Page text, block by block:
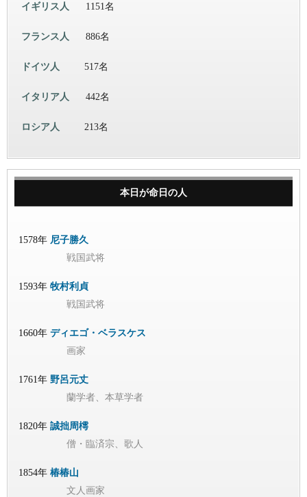
イギリス人 1151名
フランス人 886名
ドイツ人 517名
イタリア人 442名
ロシア人 213名
本日が命日の人
1578年 尼子勝久
戦国武将
1593年 牧村利貞
戦国武将
1660年 ディエゴ・ベラスケス
画家
1761年 野呂元丈
蘭学者、本草学者
1820年 誠拙周樗
僧・臨済宗、歌人
1854年 椿椿山
文人画家